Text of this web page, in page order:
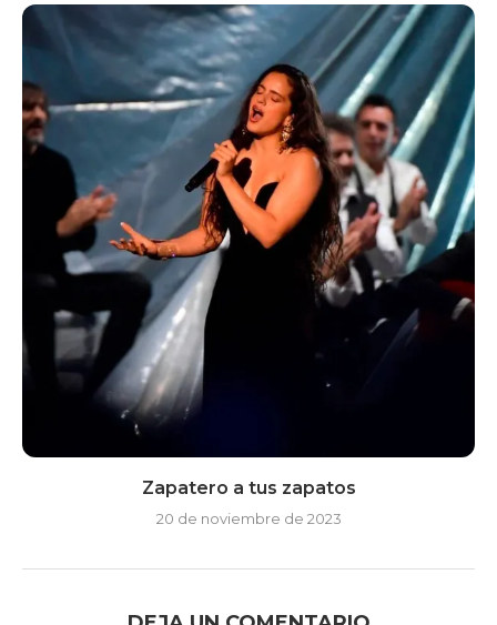
Zapatero a tus zapatos
20 de noviembre de 2023